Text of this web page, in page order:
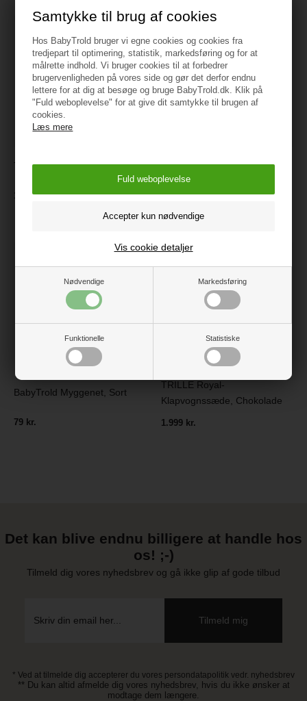
Samtykke til brug af cookies
Hos BabyTrold bruger vi egne cookies og cookies fra
tredjepart til optimering, statistik, markedsføring og for at
målrette indhold. Vi bruger cookies til at forbedrer
brugervenligheden på vores side og gør det derfor endnu
lettere for at dig at besøge og bruge BabyTrold.dk. Klik på
"Fuld weboplevelse" for at give dit samtykke til brugen af
cookies.
Læs mere
Nødvendige Markedsføring
Funktionelle Statistiske
Vis cookie detaljer
TRILLE Royal Lift Chocolate
1.399 kr.
med transparent front og
399 kr.
BabyTrold Myggenet, Sort
79 kr.
TRILLE Royal-
Klapvognssæde, Chokolade
1.999 kr.
Det kan blive endnu billigere at handle hos
os! ;-)
Tilmeld dig vores nyhedsbrev og gå ikke glip af gode tilbud
* Ved at tilmelde dig accepterer du vores persondatapolitik vedr. nyhedsbrev
** Du kan altid afmelde dig vores nyhedsbrev, hvis du ikke ønsker at
modtage dem længere.